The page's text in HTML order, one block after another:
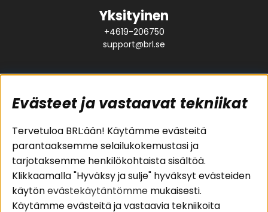
Yksityinen
+4619-206750
support@brl.se
Suositut sivut
Pakettiratkaisut
Autostereot
Kaiuttimet
Päätevahvistimet
Asiakaspalvelu
Evästeet
Huolto- ja
takuutiedot
Ostoehdot
Evästeet ja vastaavat tekniikat
Tervetuloa BRL:ään! Käytämme evästeitä
parantaaksemme selailukokemustasi ja
tarjotaksemme henkilökohtaista sisältöä.
Klikkaamalla "Hyväksy ja sulje" hyväksyt evästeiden
käytönevästekäytäntömme mukaisesti.
Käytämme evästeitä ja vastaavia tekniikoita